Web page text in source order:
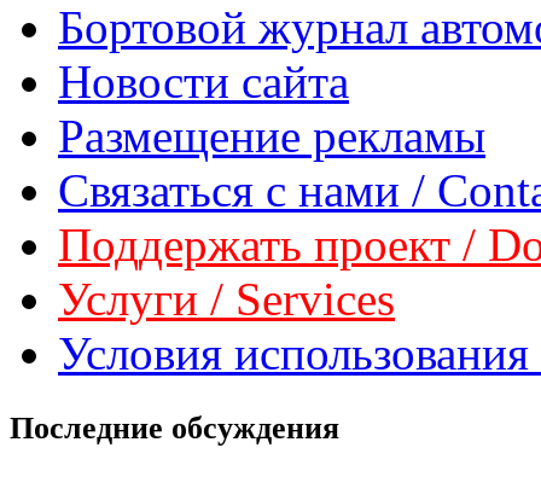
Бортовой журнал
Новости сайта
Размещение рекламы
Связаться с нами /
Поддержать проект /
Услуги / Services
Условия
Последние обсуждения